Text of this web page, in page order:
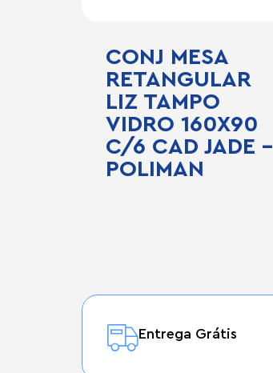
CONJ MESA
RETANGULAR
LIZ TAMPO
VIDRO 160X90
C/6 CAD JADE –
POLIMAN
Entrega Grátis